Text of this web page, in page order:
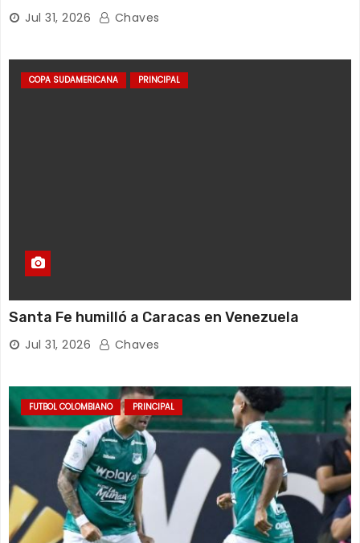
Jul 31, 2026 Chaves
COPA SUDAMERICANA PRINCIPAL
Santa Fe humilló a Caracas en Venezuela
Jul 31, 2026 Chaves
FUTBOL COLOMBIANO PRINCIPAL